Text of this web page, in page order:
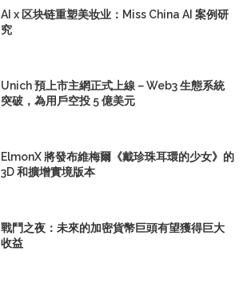
AI x 区块链重塑美妆业：Miss China AI 案例研
究
Unich 預上市主網正式上線－Web3 生態系統
突破，為用戶空投 5 億美元
ElmonX 將發布維梅爾《戴珍珠耳環的少女》的
3D 和擴增實境版本
戰鬥之夜：未來的加密貨幣巨頭有望獲得巨大
收益